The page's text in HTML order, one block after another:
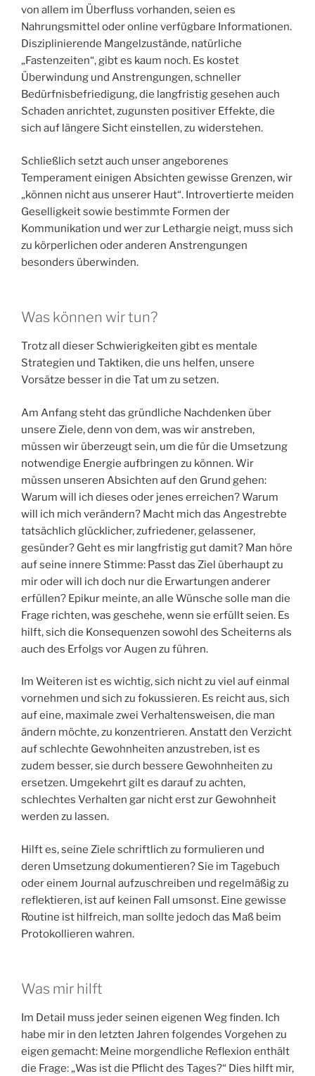
von allem im Überfluss vorhanden, seien es
Nahrungsmittel oder online verfügbare Informationen.
Disziplinierende Mangelzustände, natürliche
„Fastenzeiten“, gibt es kaum noch. Es kostet
Überwindung und Anstrengungen, schneller
Bedürfnisbefriedigung, die langfristig gesehen auch
Schaden anrichtet, zugunsten positiver Effekte, die
sich auf längere Sicht einstellen, zu widerstehen.
Schließlich setzt auch unser angeborenes
Temperament einigen Absichten gewisse Grenzen, wir
„können nicht aus unserer Haut“. Introvertierte meiden
Geselligkeit sowie bestimmte Formen der
Kommunikation und wer zur Lethargie neigt, muss sich
zu körperlichen oder anderen Anstrengungen
besonders überwinden.
Was können wir tun?
Trotz all dieser Schwierigkeiten gibt es mentale
Strategien und Taktiken, die uns helfen, unsere
Vorsätze besser in die Tat um zu setzen.
Am Anfang steht das gründliche Nachdenken über
unsere Ziele, denn von dem, was wir anstreben,
müssen wir überzeugt sein, um die für die Umsetzung
notwendige Energie aufbringen zu können. Wir
müssen unseren Absichten auf den Grund gehen:
Warum will ich dieses oder jenes erreichen? Warum
will ich mich verändern? Macht mich das Angestrebte
tatsächlich glücklicher, zufriedener, gelassener,
gesünder? Geht es mir langfristig gut damit? Man höre
auf seine innere Stimme: Passt das Ziel überhaupt zu
mir oder will ich doch nur die Erwartungen anderer
erfüllen? Epikur meinte, an alle Wünsche solle man die
Frage richten, was geschehe, wenn sie erfüllt seien. Es
hilft, sich die Konsequenzen sowohl des Scheiterns als
auch des Erfolgs vor Augen zu führen.
Im Weiteren ist es wichtig, sich nicht zu viel auf einmal
vornehmen und sich zu fokussieren. Es reicht aus, sich
auf eine, maximale zwei Verhaltensweisen, die man
ändern möchte, zu konzentrieren. Anstatt den Verzicht
auf schlechte Gewohnheiten anzustreben, ist es
zudem besser, sie durch bessere Gewohnheiten zu
ersetzen. Umgekehrt gilt es darauf zu achten,
schlechtes Verhalten gar nicht erst zur Gewohnheit
werden zu lassen.
Hilft es, seine Ziele schriftlich zu formulieren und
deren Umsetzung dokumentieren? Sie im Tagebuch
oder einem Journal aufzuschreiben und regelmäßig zu
reflektieren, ist auf keinen Fall umsonst. Eine gewisse
Routine ist hilfreich, man sollte jedoch das Maß beim
Protokollieren wahren.
Was mir hilft
Im Detail muss jeder seinen eigenen Weg finden. Ich
habe mir in den letzten Jahren folgendes Vorgehen zu
eigen gemacht: Meine morgendliche Reflexion enthält
die Frage: „Was ist die Pflicht des Tages?“ Dies hilft mir,